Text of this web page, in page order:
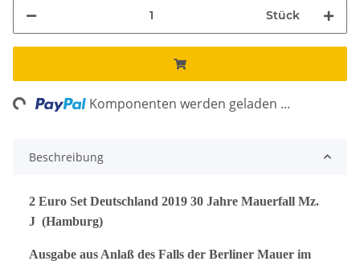
Stück
Komponenten werden geladen ...
Beschreibung
2 Euro Set Deutschland 2019 30 Jahre Mauerfall Mz.
J (Hamburg)
Ausgabe aus Anlaß des Falls der Berliner Mauer im